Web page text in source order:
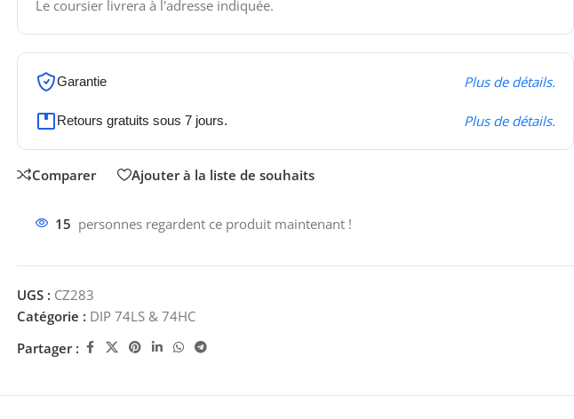
Le coursier livrera à l'adresse indiquée.
Garantie Plus de détails.
Retours gratuits sous 7 jours. Plus de détails.
Comparer Ajouter à la liste de souhaits
15 personnes regardent ce produit maintenant !
UGS : CZ283
Catégorie : DIP 74LS & 74HC
Partager :